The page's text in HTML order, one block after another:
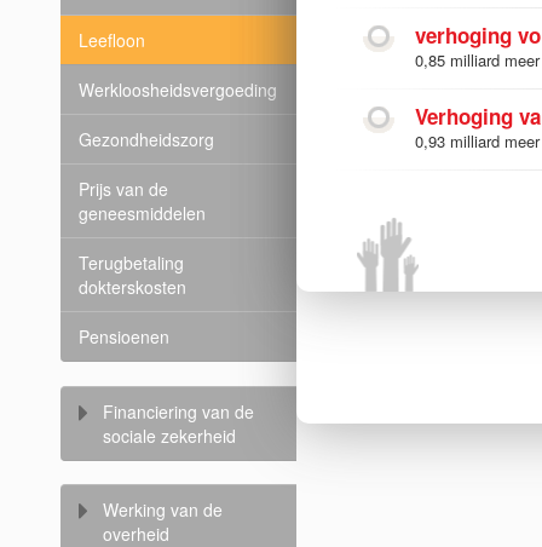
Leefloon
Werkloosheidsvergoeding
Gezondheidszorg
Prijs van de
geneesmiddelen
Terugbetaling
dokterskosten
Pensioenen
Financiering van de
sociale zekerheid
Werking van de
overheid
verhoging
0,85 milliard
Verhoging
0,93 milliard